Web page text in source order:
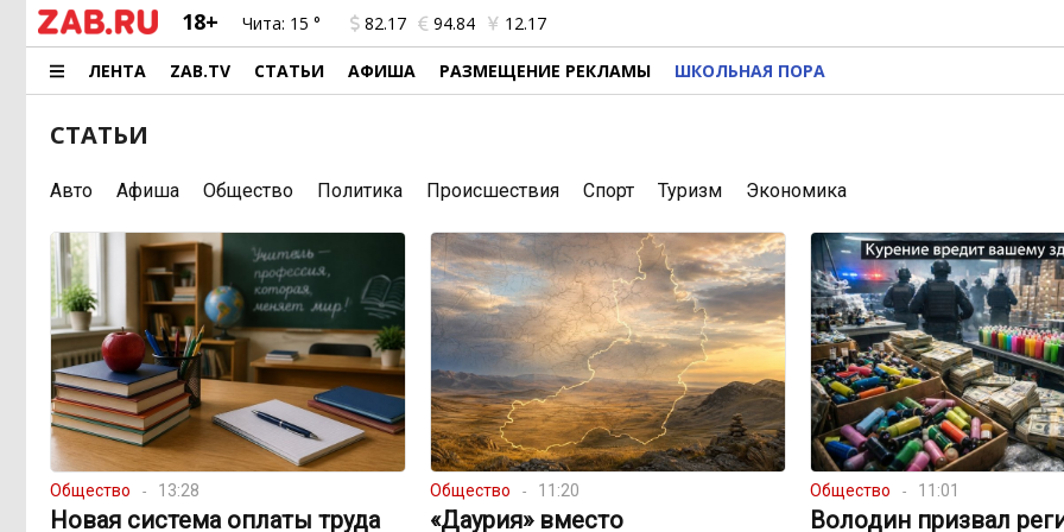
18+ Чита: 15 ° 82.17 94.84 12.17
ЛЕНТА ZAB.TV СТАТЬИ АФИША РАЗМЕЩЕНИЕ РЕКЛАМЫ ШКОЛЬНАЯ ПОРА
СТАТЬИ
Авто Афиша Общество Политика Происшествия Спорт Туризм Экономика
Общество 13:28
Новая система оплаты труда
Общество 11:20
«Даурия» вместо
Общество 11:01
Володин призвал